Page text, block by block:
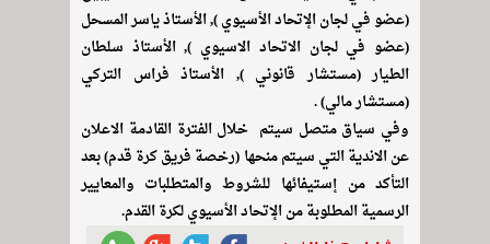
(عضو في لجان الإتحاد الأسيوي ), الأستاذ ياسر المسحل
(عضو في لجان الاتحاد الاسيوي ), الأستاذ سلطان
الطيار (مستشار قانوني ), الأستاذ فراس التركي
(مستشار مالي) .
وفي سياق متصل سيتم خلال الفترة القادمة الاعلان
عن الاندية التي سيتم منحها (رخصة فريق كرة قدم) بعد
التأكد من إستيفائها للشروط والمتطلبات والمعايير
الرسمية المطلوبة من الإتحاد الأسيوي لكرة القدم.